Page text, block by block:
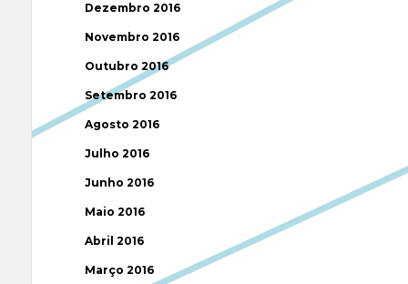
Dezembro 2016
Novembro 2016
Outubro 2016
Setembro 2016
Agosto 2016
Julho 2016
Junho 2016
Maio 2016
Abril 2016
Março 2016